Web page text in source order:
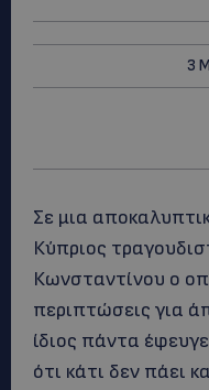
3
Σε μια
Κύπριος
Κωνσταντίνου ο
περιπτώσεις για
ίδιος πάντα
ότι κάτι δεν πάει